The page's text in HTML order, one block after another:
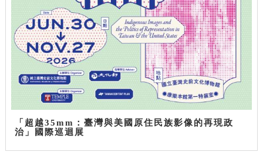
「超越35mm：臺灣與美國原住民族影像的再現政
治」國際巡迴展